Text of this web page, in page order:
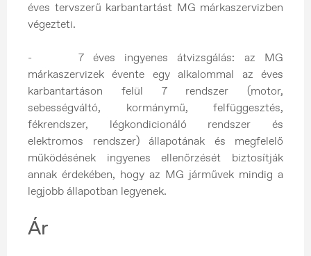
éves tervszerű karbantartást MG márkaszervizben
végezteti.
- 7 éves ingyenes átvizsgálás: az MG
márkaszervizek évente egy alkalommal az éves
karbantartáson felül 7 rendszer (motor,
sebességváltó, kormánymű, felfüggesztés,
fékrendszer, légkondicionáló rendszer és
elektromos rendszer) állapotának és megfelelő
működésének ingyenes ellenőrzését biztosítják
annak érdekében, hogy az MG járművek mindig a
legjobb állapotban legyenek.
Ár